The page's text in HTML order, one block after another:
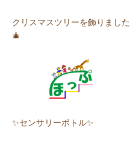
クリスマスツリーを飾りました
🎄
✨センサリーボトル✨